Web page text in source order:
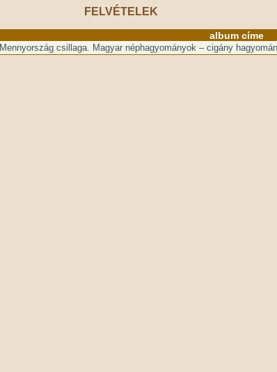
FELVÉTELEK
album címe
Mennyország csillaga. Magyar néphagyományok – cigány